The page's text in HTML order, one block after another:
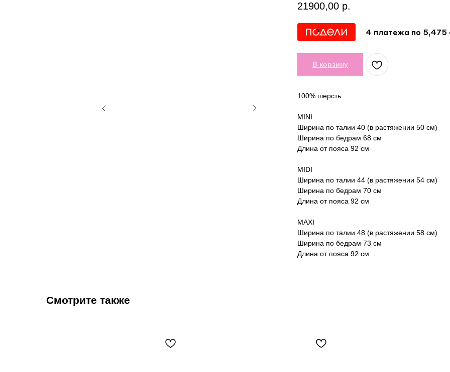
21900,00 р.
4 платежа по 5,475
В корзину
100% шерсть
MINI
Ширина по талии 40 (в растяжении 50 см)
Ширина по бедрам 68 см
Длина от пояса 92 см
MIDI
Ширина по талии 44 (в растяжении 54 см)
Ширина по бедрам 70 см
Длина от пояса 92 см
MAXI
Ширина по талии 48 (в растяжении 58 см)
Ширина по бедрам 73 см
Длина от пояса 92 см
Смотрите также